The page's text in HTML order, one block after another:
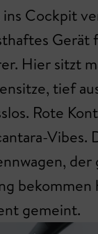
Cockpit
Gerät
Hier sitzt
tief
Rote
Vibes.
der
bekommen
gemeint.